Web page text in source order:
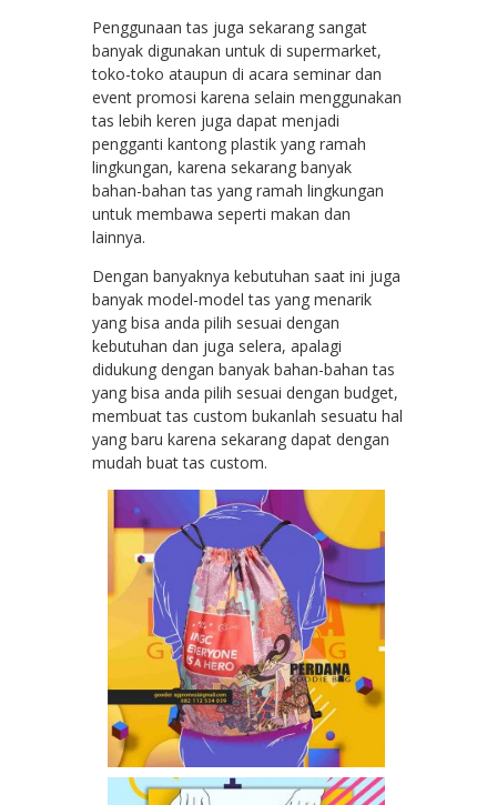
Penggunaan tas juga sekarang sangat
banyak digunakan untuk di supermarket,
toko-toko ataupun di acara seminar dan
event promosi karena selain menggunakan
tas lebih keren juga dapat menjadi
pengganti kantong plastik yang ramah
lingkungan, karena sekarang banyak
bahan-bahan tas yang ramah lingkungan
untuk membawa seperti makan dan
lainnya.
Dengan banyaknya kebutuhan saat ini juga
banyak model-model tas yang menarik
yang bisa anda pilih sesuai dengan
kebutuhan dan juga selera, apalagi
didukung dengan banyak bahan-bahan tas
yang bisa anda pilih sesuai dengan budget,
membuat tas custom bukanlah sesuatu hal
yang baru karena sekarang dapat dengan
mudah buat tas custom.